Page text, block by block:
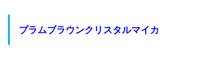
プラムブラウンクリスタルマイカ